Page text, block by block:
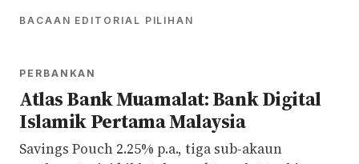
BACAAN EDITORIAL PILIHAN
PERBANKAN
Atlas Bank Muamalat: Bank Digital
Islamik Pertama Malaysia
Savings Pouch 2.25% p.a., tiga sub-akaun